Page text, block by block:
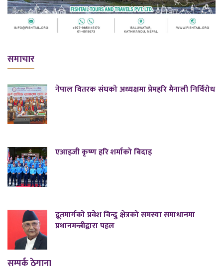
समाचार
नेपाल वितरक संघको अध्यक्षमा प्रेमहरि मैनाली निर्विरोध
एआइजी कृष्ण हरि शर्माको बिदाइ
द्रूतमार्गको प्रवेश विन्दु क्षेत्रको समस्या समाधानमा
प्रधानमन्त्रीद्वारा पहल
सम्पर्क ठेगाना